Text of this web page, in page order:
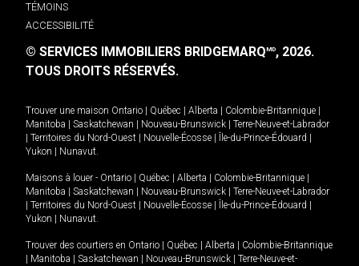
TÉMOINS
ACCESSIBILITÉ
© SERVICES IMMOBILIERS BRIDGEMARQMD, 2026.
TOUS DROITS RÉSERVÉS.
Trouver une maison Ontario Québec Alberta Colombie-Britannique
Manitoba
Saskatchewan Nouveau-Brunswick
Terre-Neuve-et-Labrador
Territoires du Nord-Ouest Nouvelle-Écosse Île-du-Prince-Édouard
Yukon
Nunavut.
Maisons à louer - Ontario Québec Alberta Colombie-Britannique
Manitoba
Saskatchewan Nouveau-Brunswick
Terre-Neuve-et-Labrador
Territoires du Nord-Ouest Nouvelle-Écosse Île-du-Prince-Édouard
Yukon
Nunavut.
Trouver des courtiers en Ontario Québec Alberta
Colombie-Britannique
Manitoba Saskatchewan Nouveau-Brunswick
Terre-Neuve-et-